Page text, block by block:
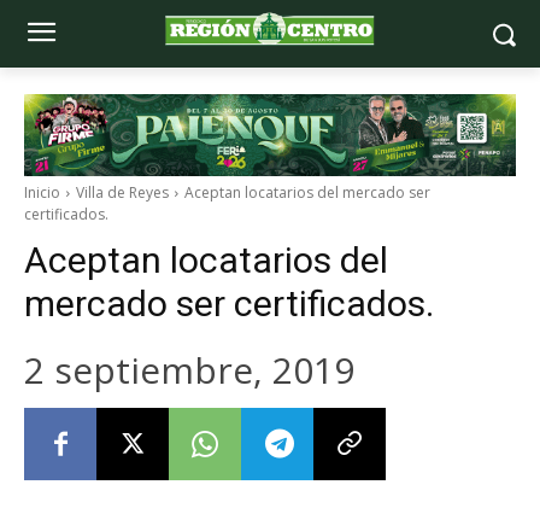
Inicio Villa de Reyes
Aceptan locatarios del mercado ser
certificados.
Aceptan locatarios del
mercado ser certificados.
2 septiembre, 2019